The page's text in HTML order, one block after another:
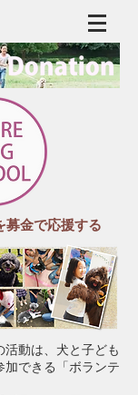
募金で応援する
活動は、犬と子ども
加できる「ボランテ